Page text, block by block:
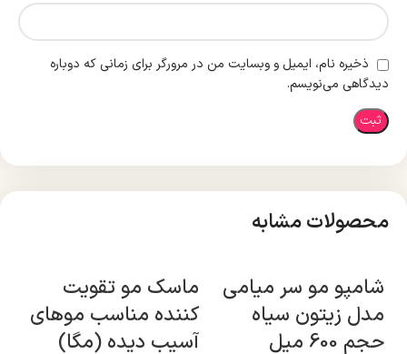
ذخیره نام، ایمیل و وبسایت من در مرورگر برای زمانی که دوباره
دیدگاهی می‌نویسم.
محصولات مشابه
شامپو مو سر میامی
مدل زیتون سیاه
حجم 600 میل
ماسک مو تقویت
کننده مناسب موهای
آسیب دیده (مگا)